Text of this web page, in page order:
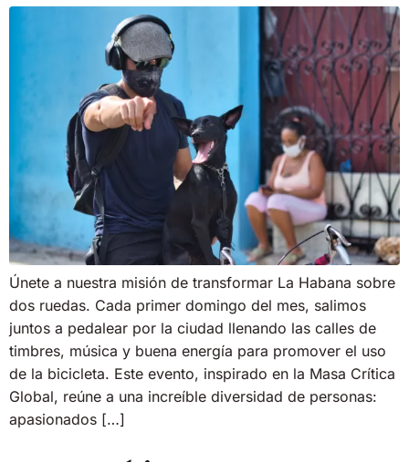
Únete a nuestra misión de transformar La Habana sobre
dos ruedas. Cada primer domingo del mes, salimos
juntos a pedalear por la ciudad llenando las calles de
timbres, música y buena energía para promover el uso
de la bicicleta. Este evento, inspirado en la Masa Crítica
Global, reúne a una increíble diversidad de personas:
apasionados […]